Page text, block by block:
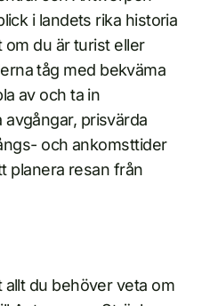
i landets rika historia
om du är turist eller
tåg med bekväma
av och ta in
prisvärda
och ankomsttider
planera resan från
du behöver veta om